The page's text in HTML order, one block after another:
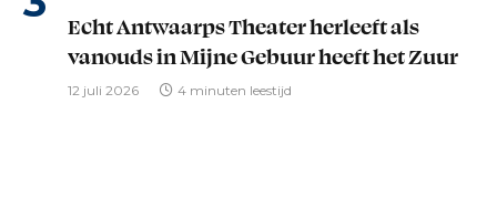
Echt Antwaarps Theater herleeft als
vanouds in Mijne Gebuur heeft het Zuur
12 juli 2026 4 minuten leestijd